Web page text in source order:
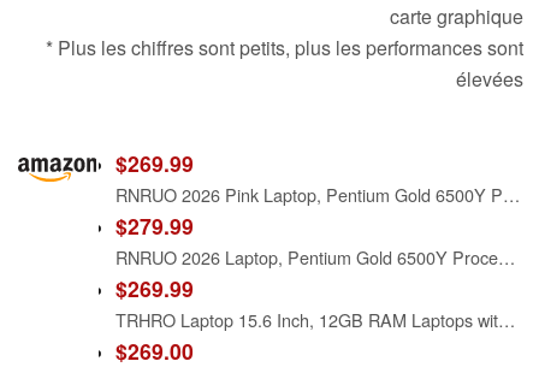
carte graphique
* Plus les chiffres sont petits, plus les performances sont
élevées
$269.99
RNRUO 2026 Pink Laptop, Pentium Gold 6500Y Processor(Up to 3.4 GHz),12GB RAM 128GB SSD,15.6 Inch FHD IPS Display, 5000mAh Battery,Type-C,Portable Laptops Computer for Business Office
$279.99
RNRUO 2026 Laptop, Pentium Gold 6500Y Processor(Up to 3.4GHz),12GB RAM 256GB SSD,15.6 Inch FHD IPS Display, 5000mAh Battery,Type-C,Portable Laptops Computer for Business Office Home
$269.99
TRHRO Laptop 15.6 Inch, 12GB RAM Laptops with Pentium Gold 6500Y (Up to 3.4GHz), 128GB SSD, FHD IPS Screen, USB C, USB 3.2, HDMI, WiFi, Lightweight Laptop for Student, Home and Everyday Use
$269.00